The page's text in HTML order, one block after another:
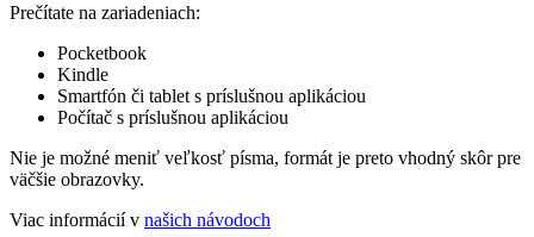
Prečítate na zariadeniach:
Pocketbook
Kindle
Smartfón či tablet s príslušnou aplikáciou
Počítač s príslušnou aplikáciou
Nie je možné meniť veľkosť písma, formát je preto vhodný skôr pre
väčšie obrazovky.
Viac informácií v našich návodoch